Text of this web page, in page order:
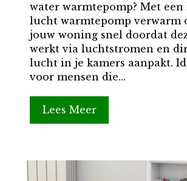
water warmtepomp? Met
lucht warmtepomp verwarm
jouw woning snel doordat
werkt via luchtstromen en
lucht in je kamers aanpakt.
voor mensen die...
Lees Meer